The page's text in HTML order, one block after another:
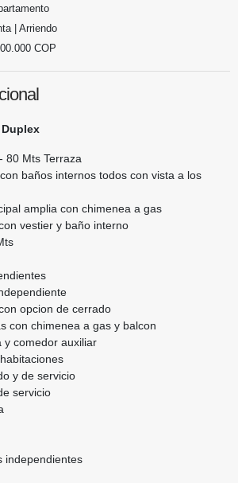
| Arriendo
COP
Duplex
80 Mts Terraza
baños internos todos con vista a los
amplia con chimenea a gas
vestier y baño interno
opcion de cerrado
con chimenea a gas y balcon
y comedor auxiliar
y de servicio
servicio
independientes